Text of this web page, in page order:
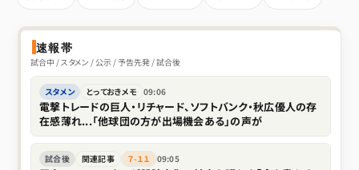
速報帯
試合中 / スタメン / 公示 / 予告先発 / 試合後
スタメン とっておきメモ 09:06
電撃トレードの巨人・リチャード、ソフトバンク・秋広優人の存
在感薄れ...「他球団の方が出場機会ある」の声が
試合後 関連記事 ７-１１ 09:05